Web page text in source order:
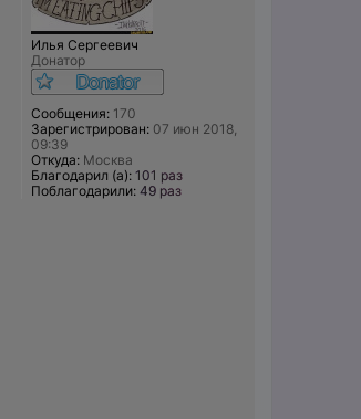
Илья Сергеевич
Донатор
Сообщения: 170
Зарегистрирован: 07 июн 2018,
09:39
Откуда: Москва
Благодарил (а): 101 раз
Поблагодарили: 49 раз